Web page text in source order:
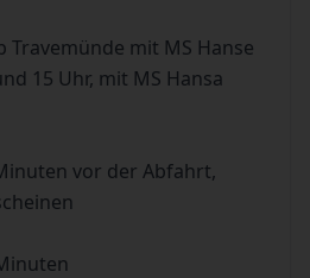
Travemünde mit MS Hanse
15 Uhr, mit MS Hansa
vor der Abfahrt,